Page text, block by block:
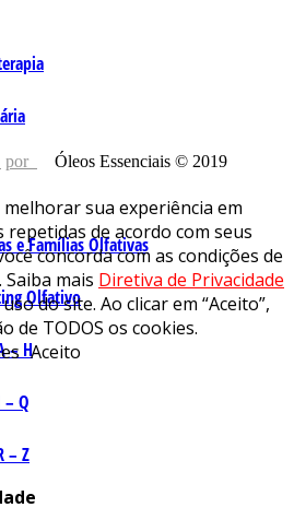
e Famílias Olfativas
Olfativo
– H
– Q
– Z
por Óleos Essenciais © 2019
sua experiência em
repetidas de acordo com seus
concorda com as condições de
mais Diretiva de Privacidade
do site. Ao clicar em “Aceito”,
de TODOS os cookies.
Aceito